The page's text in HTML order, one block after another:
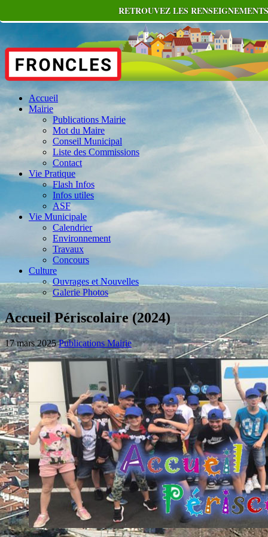
Accueil
Mairie
Publications Mairie
Mot du Maire
Conseil Municipal
Liste des Commissions
Contact
Vie Pratique
Flash Infos
Infos utiles
ASF
Vie Municipale
Calendrier
Environnement
Travaux
Concours
Culture
Ouvrages et Nouvelles
Galerie Photos
Accueil Périscolaire (2024)
17 mars 2025Publications Mairie
RETROUVEZ LES